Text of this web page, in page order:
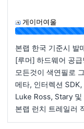
게이머여울
96%
본랩 한국 기준시 발
본랩 런치 트레일러